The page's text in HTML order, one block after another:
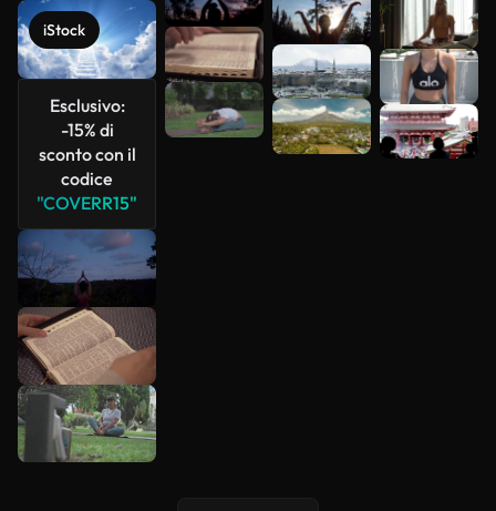
iStock
Esclusivo:
-15% di
sconto con il
codice
"COVERR15"
Scopri di
più